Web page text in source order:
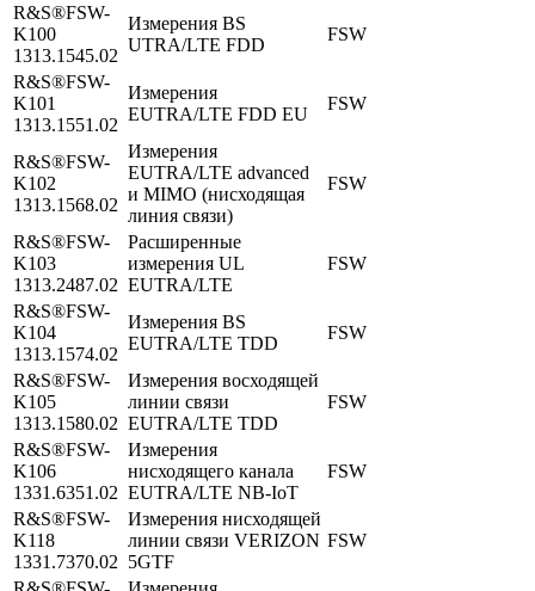
R&S®FSW-
K100
1313.1545.02
Измерения BS
UTRA/LTE FDD
FSW
R&S®FSW-
K101
1313.1551.02
Измерения
EUTRA/LTE FDD EU
FSW
R&S®FSW-
K102
1313.1568.02
Измерения
EUTRA/LTE advanced
и MIMO (нисходящая
линия связи)
FSW
R&S®FSW-
K103
1313.2487.02
Расширенные
измерения UL
EUTRA/LTE
FSW
R&S®FSW-
K104
1313.1574.02
Измерения BS
EUTRA/LTE TDD
FSW
R&S®FSW-
K105
1313.1580.02
Измерения восходящей
линии связи
EUTRA/LTE TDD
FSW
R&S®FSW-
K106
1331.6351.02
Измерения
нисходящего канала
EUTRA/LTE NB-IoT
FSW
R&S®FSW-
K118
1331.7370.02
Измерения нисходящей
линии связи VERIZON
5GTF
FSW